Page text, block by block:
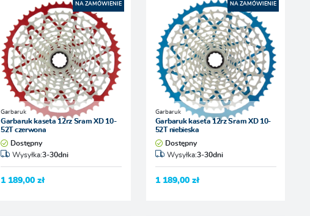
NA ZAMÓWIENIE
Garbaruk
Garbaruk kaseta 12rz Sram XD 10-
52T czerwona
Dostępny
Wysyłka:3-30dni
1 189,00 zł
NA ZAMÓWIENIE
Garbaruk
Garbaruk kaseta 12rz Sram XD 10-
52T niebieska
Dostępny
Wysyłka:3-30dni
1 189,00 zł